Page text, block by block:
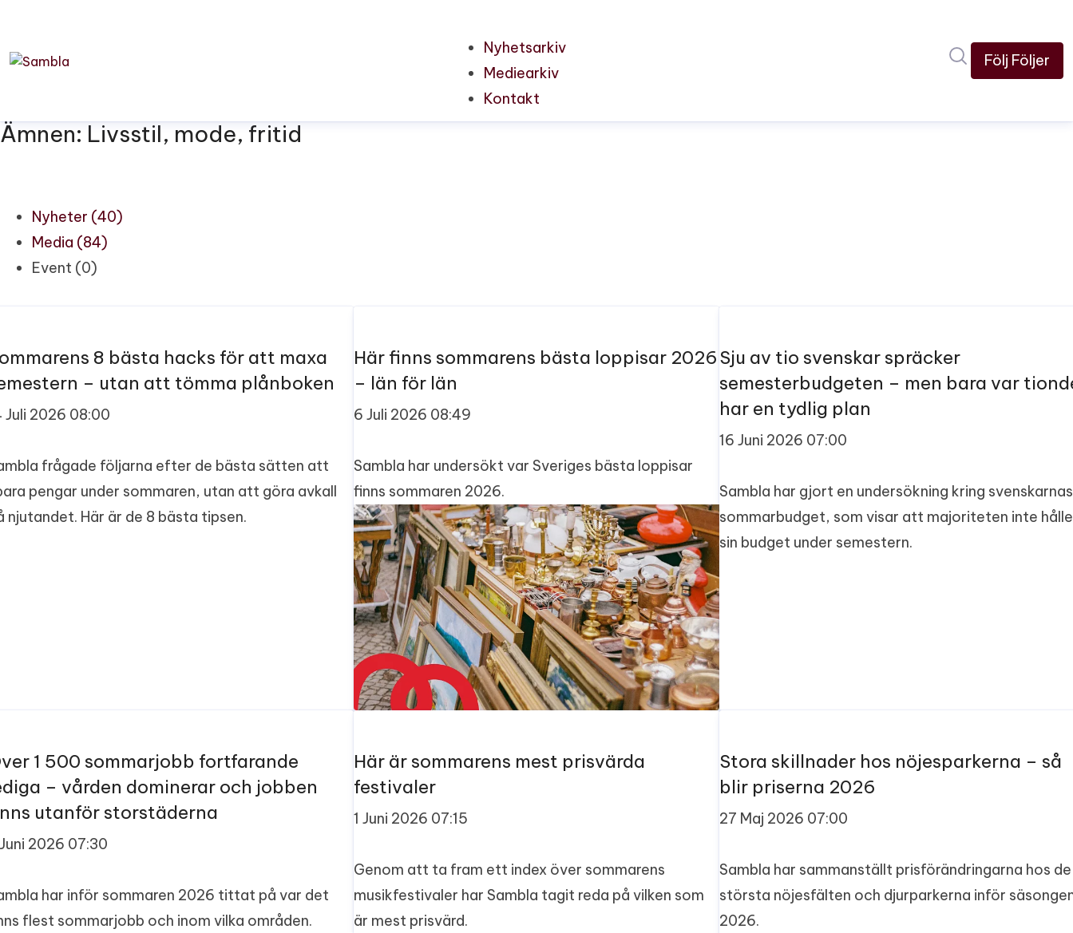
Nyhetsarkiv
Mediearkiv
Kontakt
Sök i
Följ Följer
Ämnen: Livsstil, mode, fritid
Nyheter (40)
Media (84)
Event (0)
8 bästa hacks för att maxa
– utan att tömma plånboken
Juli 2026 08:00
frågade följarna efter de bästa sätten att
pengar under sommaren, utan att göra avkall
njutandet. Här är de 8 bästa tipsen.
Här finns sommarens bästa loppisar 2026
– län för län
6 Juli 2026 08:49
Sambla har undersökt var Sveriges bästa loppisar
finns sommaren 2026.
Sju av tio svenskar spräcker
semesterbudgeten – men bara var
har en tydlig plan
16 Juni 2026 07:00
Sambla har gjort en undersökning kring svenskarnas
sommarbudget, som visar att majoriteten inte
sin budget under semestern.
​1 500​ sommarjobb fortfarande
– vården dominerar och jobben
utanför storstäderna
2026 07:30
har inför sommaren 2026 tittat på var det
flest sommarjobb och inom vilka områden.
Här är sommarens mest prisvärda
festivaler
1 Juni 2026 07:15
Genom att ta fram ett index över sommarens
musikfestivaler har Sambla tagit reda på vilken som
är mest prisvärd.
Stora skillnader hos nöjesparkerna – så
blir priserna 2026
27 Maj 2026 07:00
Sambla har sammanställt prisförändringarna hos de
största nöjesfälten och djurparkerna inför
2026.